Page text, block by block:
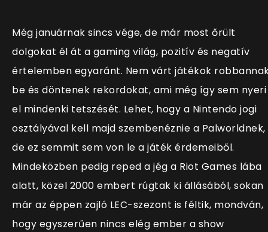
Még januárnak sincs vége, de már most őrült
dolgokat él át a gaming világ, pozitív és negatív
értelemben egyaránt. Nem várt játékok
be és döntenek rekordokat, ami még így sem nyeri
el mindenki tetszését. Lehet, hogy a Nintendo jogi
osztályával kell majd szembenéznie a Palworldnek,
de ez semmit sem von le a játék érdemeiből.
Mindeközben pedig reped a jég a Riot Games lába
alatt, közel 2000 embert rúgtak ki állásából, sokan
már az éppen zajló LEC-szezont is féltik, mondván,
hogy egyszerűen nincs elég ember a show